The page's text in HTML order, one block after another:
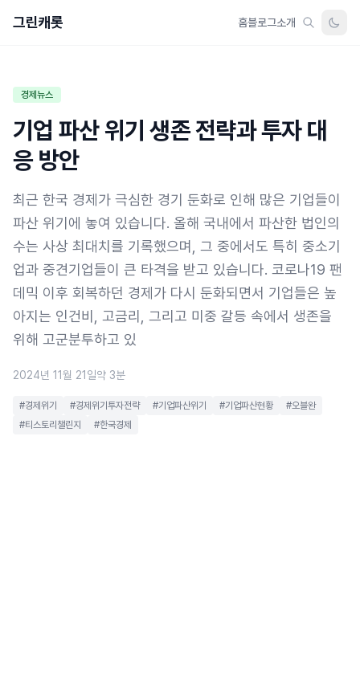
그린캐롯 홈블로그소개
경제뉴스
기업 파산 위기 생존 전략과 투자 대
응 방안
최근 한국 경제가 극심한 경기 둔화로 인해 많은 기업들이
파산 위기에 놓여 있습니다. 올해 국내에서 파산한 법인의
수는 사상 최대치를 기록했으며, 그 중에서도 특히 중소기
업과 중견기업들이 큰 타격을 받고 있습니다. 코로나19 팬
데믹 이후 회복하던 경제가 다시 둔화되면서 기업들은 높
아지는 인건비, 고금리, 그리고 미중 갈등 속에서 생존을
위해 고군분투하고 있
2024년 11월 21일약 3분
#경제위기 #경제위기투자전략 #기업파산위기 #기업파산현황
#오블완
#티스토리챌린지
#한국경제